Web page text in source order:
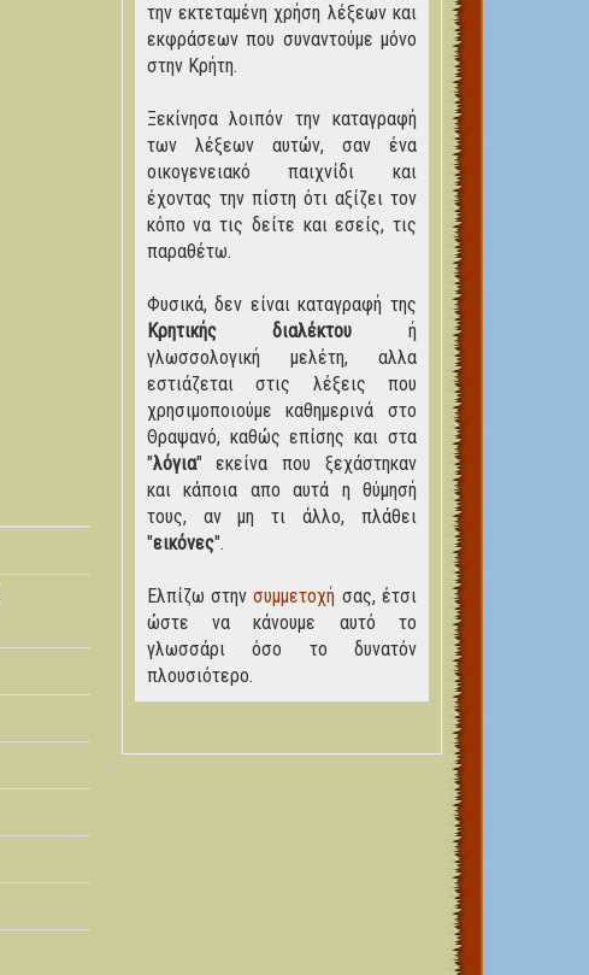
την εκτεταμένη χρήση λέξεων και
εκφράσεων που συναντούμε μόνο
στην Κρήτη.
Ξεκίνησα λοιπόν την καταγραφή
των λέξεων αυτών, σαν ένα
οικογενειακό παιχνίδι και
έχοντας την πίστη ότι αξίζει τον
κόπο να τις δείτε και εσείς, τις
παραθέτω.
Φυσικά, δεν είναι καταγραφή της
Κρητικής διαλέκτου ή
γλωσσολογική μελέτη, αλλα
εστιάζεται στις λέξεις που
χρησιμοποιούμε καθημερινά στο
Θραψανό, καθώς επίσης και στα
"λόγια" εκείνα που ξεχάστηκαν
και κάποια απο αυτά η θύμησή
τους, αν μη τι άλλο, πλάθει
"εικόνες".
Ελπίζω στηνσυμμετοχή σας, έτσι
ώστε να κάνουμε αυτό το
γλωσσάρι όσο το δυνατόν
πλουσιότερο.